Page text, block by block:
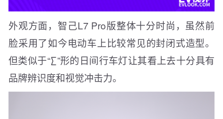
外观方面，智己L7 Pro版整体十分时尚，虽然前
脸采用了如今电动车上比较常见的封闭式造型。
但类似于“∑”形的日间行车灯让其看上去十分具有
品牌辨识度和视觉冲击力。